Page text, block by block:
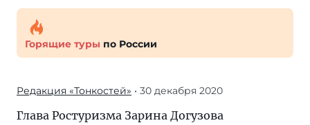
Горящие туры по России
Редакция «Тонкостей» • 30 декабря 2020
Глава Ростуризма Зарина Догузова